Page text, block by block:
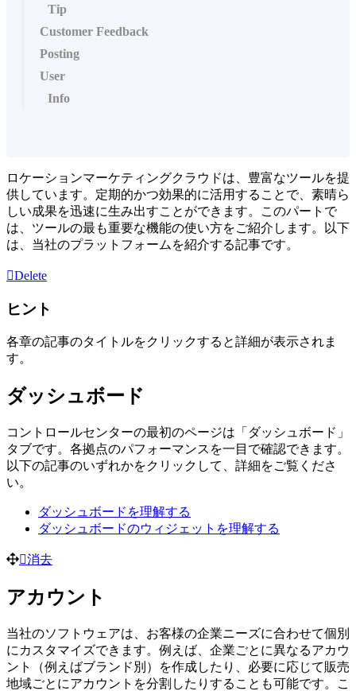
Tip
Customer Feedback
Posting
User
Info
ロケーションマーケティングクラウドは、豊富なツールを提
供しています。定期的かつ効果的に活用することで、素晴ら
しい成果を迅速に生み出すことができます。このパートで
は、ツールの最も重要な機能の使い方をご紹介します。以下
は、当社のプラットフォームを紹介する記事です。
Delete
ヒント
各章の記事のタイトルをクリックすると詳細が表示されま
す。
ダッシュボード
コントロールセンターの最初のページは「ダッシュボード」
タブです。各拠点のパフォーマンスを一目で確認できます。
以下の記事のいずれかをクリックして、詳細をご覧くださ
い。
ダッシュボードを理解する
ダッシュボードのウィジェットを理解する
消去
アカウント
当社のソフトウェアは、お客様の企業ニーズに合わせて個別
にカスタマイズできます。例えば、企業ごとに異なるアカウ
ント（例えばブランド別）を作成したり、必要に応じて販売
地域ごとにアカウントを分割したりすることも可能です。こ